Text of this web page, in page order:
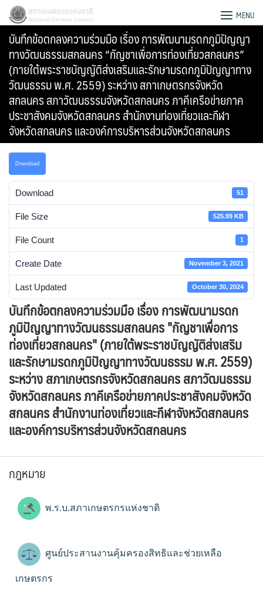
Skip
content
Search
for:
สภาเกษตรกรแห่งชาติ MENU
บันทึกข้อตกลงความร่วมมือ เรื่อง การพัฒนามรดกภูมิปัญญา
ทางวัฒนธรรมสกลนคร “กัญชาเพื่อการท่องเที่ยวสกลนคร”
(ภายใต้พระราชบัญญัติส่งเสริมและรักษามรดกภูมิปัญญาทาง
วัฒนธรรม พ.ศ. 2559) ระหว่าง สภาเกษตรกรจังหวัด
สกลนคร สภาวัฒนธรรมจังหวัดสกลนคร ภาคีเครือข่ายภาค
ประชาสังคมจังหวัดสกลนคร สำนักงานท่องเที่ยวและกีฬา
จังหวัดสกลนคร และองค์การบริหารส่วนจังหวัดสกลนคร
Download
Download 51
File Size 525.99 KB
File Count 1
Create Date November 3, 2021
Last Updated October 30, 2024
บันทึกข้อตกลงความร่วมมือ เรื่อง การพัฒนามรดก
ภูมิปัญญาทางวัฒนธรรมสกลนคร "กัญชาเพื่อการ
ท่องเที่ยวสกลนคร" (ภายใต้พระราชบัญญัติส่งเสริม
และรักษามรดกภูมิปัญญาทางวัฒนธรรม พ.ศ. 2559)
ระหว่าง สภาเกษตรกรจังหวัดสกลนคร สภาวัฒนธรรม
จังหวัดสกลนคร ภาคีเครือข่ายภาคประชาสังคมจังหวัด
สกลนคร สำนักงานท่องเที่ยวและกีฬาจังหวัดสกลนคร
และองค์การบริหารส่วนจังหวัดสกลนคร
กฎหมาย
พ.ร.บ.สภาเกษตรกรแห่งชาติ
ศูนย์ประสานงานคุ้มครองสิทธิและช่วยเหลือ
เกษตรกร